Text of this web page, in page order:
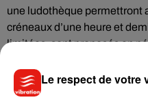
une ludothèque permettront
créneaux d’une heure et
limitées, sont proposés en
à 14h, 15h45 et 17h30 et
10h30, 14h, 15h45 et 17h30.
vous tous les jours à 14h,
Le respect de votre